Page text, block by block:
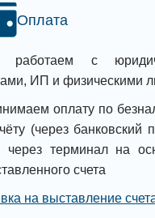
Оплата
с
ИП и физическими
оплату по
(через банковский
через терминал на
счета
на выставление